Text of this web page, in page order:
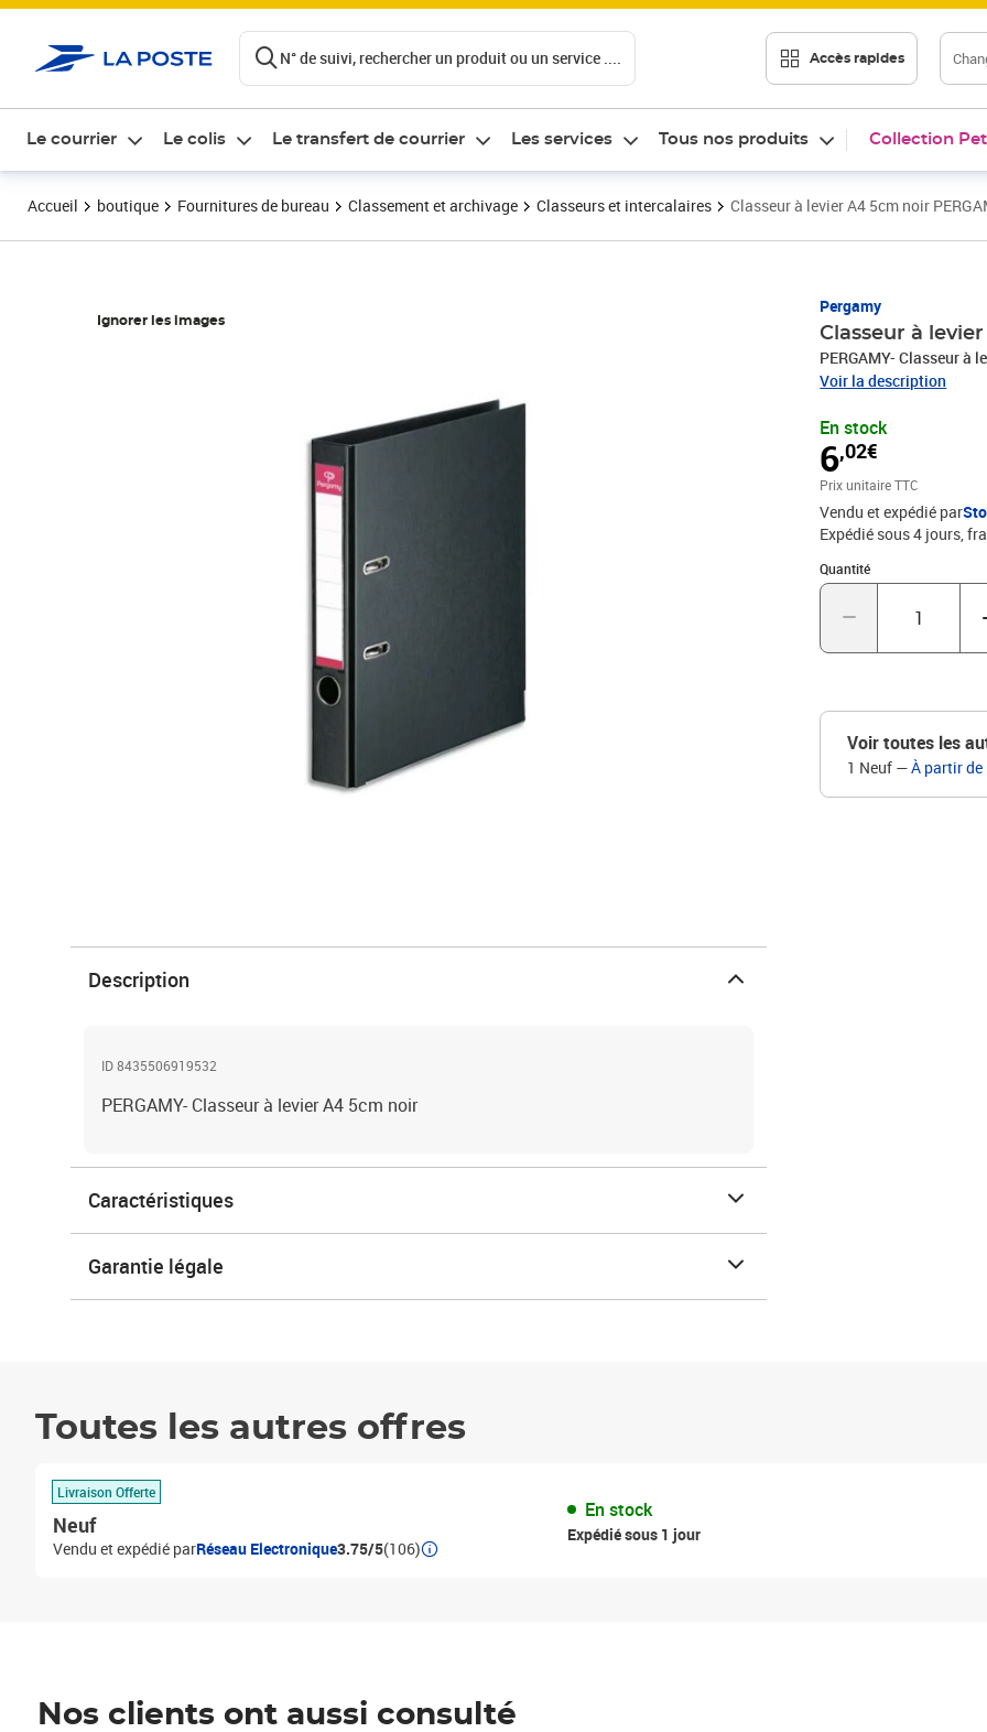
N° de suivi, rechercher un produit ou un service .... Accès rapides
Le courrier Le colis Le transfert de courrier Les services Tous nos produits Collection
Accueil boutique Fournitures de bureau Classement et archivage Classeurs et intercalaires Classeur à levier A4 5cm noir
Ignorer les images
Pergamy
Classeur à
PERGAMY- Classeur à
Voir la description
En stock
6,02€
Prix 6,02€
Prix unitaire TTC
Vendu et expédié par
Expédié sous 4 jours,
Quantité
Quantité : 1
Voir toutes les
1 Neuf —À partir de
Description
ID 8435506919532
PERGAMY- Classeur à levier A4 5cm noir
Caractéristiques
Garantie légale
Toutes les autres offres
Livraison Offerte
Neuf
Vendu et expédié parRéseau Electronique3.75/5(106)
En stock
Expédié sous 1 jour
Nos clients ont aussi consulté